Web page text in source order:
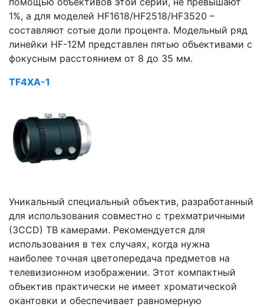
1%, а для моделей HF1618/HF2518/HF3520 –
составляют сотые доли процента. Модельный ряд
линейки HF-12M представлен пятью объективами с
фокусным расстоянием от 8 до 35 мм.
TF4XA-1
Уникальный специальный объектив, разработанный
для использования совместно с трехматричными
(3CCD) ТВ камерами. Рекомендуется для
использования в тех случаях, когда нужна
наиболее точная цветопередача предметов на
телевизионном изображении. Этот компактный
объектив практически не имеет хроматической
окантовки и обеспечивает равномерную